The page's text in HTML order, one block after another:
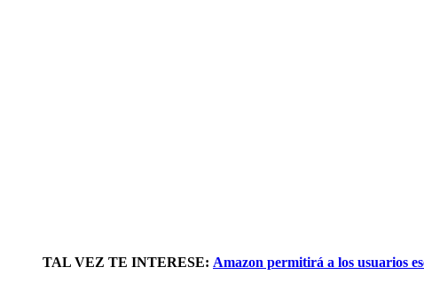
TAL VEZ TE INTERESE: Amazon permitirá a los usuarios